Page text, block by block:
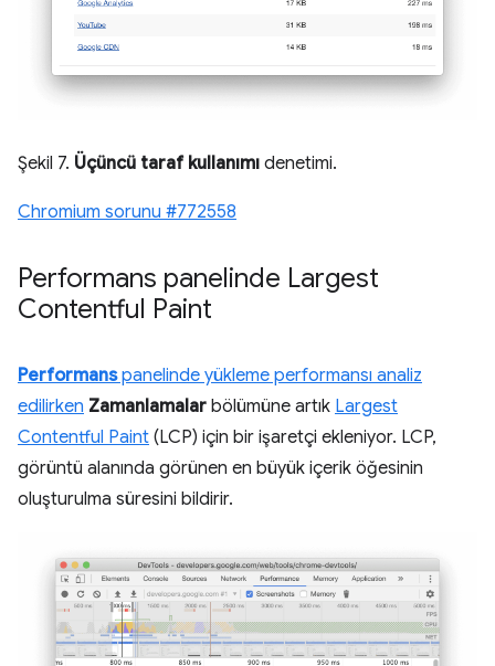
Şekil 7. Üçüncü taraf kullanımı denetimi.
Chromium sorunu #772558
Performans panelinde Largest
Contentful Paint
Performanspanelinde yükleme performansı analiz
edilirken Zamanlamalar bölümüne artık Largest
Contentful Paint (LCP) için bir işaretçi ekleniyor. LCP,
görüntü alanında görünen en büyük içerik öğesinin
oluşturulma süresini bildirir.